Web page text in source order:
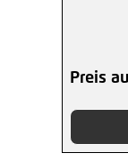
Preis